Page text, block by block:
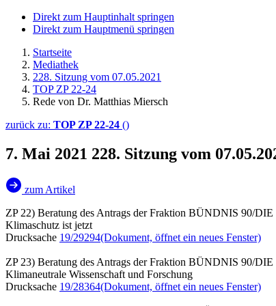
Direkt zum Hauptinhalt springen
Direkt zum Hauptmenü springen
Startseite
Mediathek
228. Sitzung vom 07.05.2021
TOP ZP 22-24
Rede von Dr. Matthias Miersch
zurück zu: TOP ZP 22-24 ()
7. Mai 2021 228. Sitzung vom
zum Artikel
ZP 22) Beratung des Antrags der Fraktion BÜNDNIS 90/
Klimaschutz ist jetzt
Drucksache 19/29294(Dokument, öffnet ein neues Fenster)
ZP 23) Beratung des Antrags der Fraktion BÜNDNIS 90/
Klimaneutrale Wissenschaft und Forschung
Drucksache 19/28364(Dokument, öffnet ein neues Fenster)